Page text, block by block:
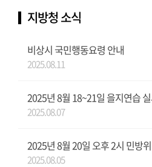
지방청 소식
비상시 국민행동요령 안내
2025.08.11
2025년 8월 18~21일 을지연습
2025.08.07
2025년 8월 20일 오후 2시 민방
2025.08.05